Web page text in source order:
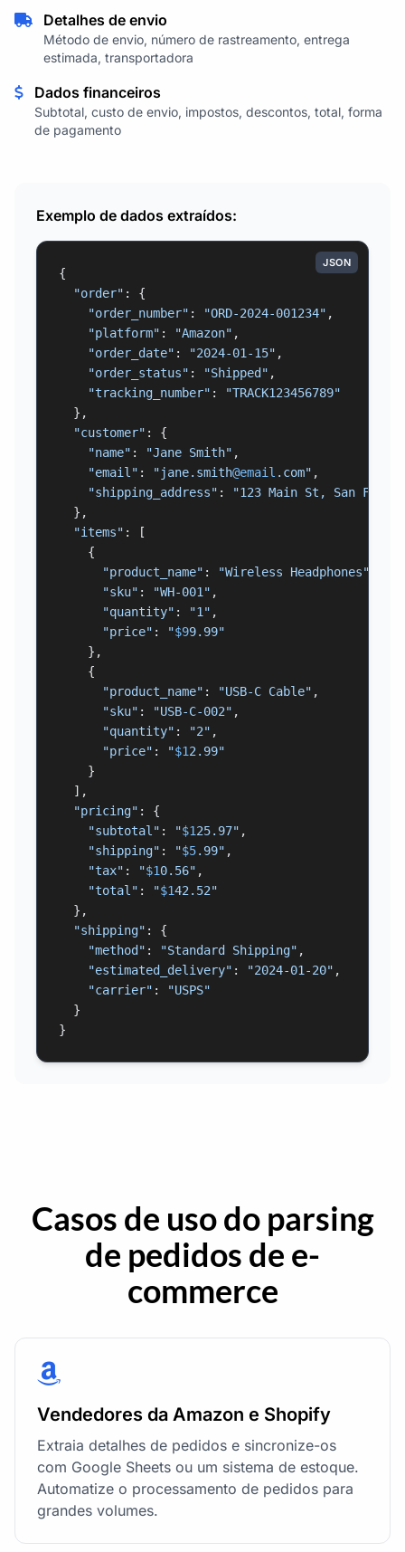
Detalhes de envio
Método de envio, número de rastreamento, entrega
estimada, transportadora
Dados financeiros
Subtotal, custo de envio, impostos, descontos, total, forma
de pagamento
Exemplo de dados extraídos:
JSON
{
"order" : {
"order_number" : "ORD-2024-001234" ,
"platform" : "Amazon" ,
"order_date" : "2024-01-15" ,
"order_status" : "Shipped" ,
"tracking_number" :
"TRACK123456789"
  },
"customer" : {
"name" : "Jane Smith" ,
"email" : "jane.smith@email .com" ,
"shipping_address" :
"123 Main St, San
  },
"items" : [
    {
"product_name" : "Wireless Headphones"
"sku" : "WH-001" ,
"quantity" : "1" ,
"price" : "$99.99"
    },
    {
"product_name" : "USB-C Cable" ,
"sku" : "USB-C-002" ,
"quantity" : "2" ,
"price" : "$12.99"
    }
  ],
"pricing" : {
"subtotal" : "$125.97" ,
"shipping" : "$5.99" ,
"tax" : "$10.56" ,
"total" : "$142.52"
  },
"shipping" : {
"method" : "Standard Shipping" ,
"estimated_delivery" : "2024-01-20" ,
"carrier" :
"USPS"
  }
}
Casos de uso do parsing
de pedidos de e-
commerce
Vendedores da Amazon e Shopify
Extraia detalhes de pedidos e sincronize-os
com Google Sheets ou um sistema de estoque.
Automatize o processamento de pedidos para
grandes volumes.